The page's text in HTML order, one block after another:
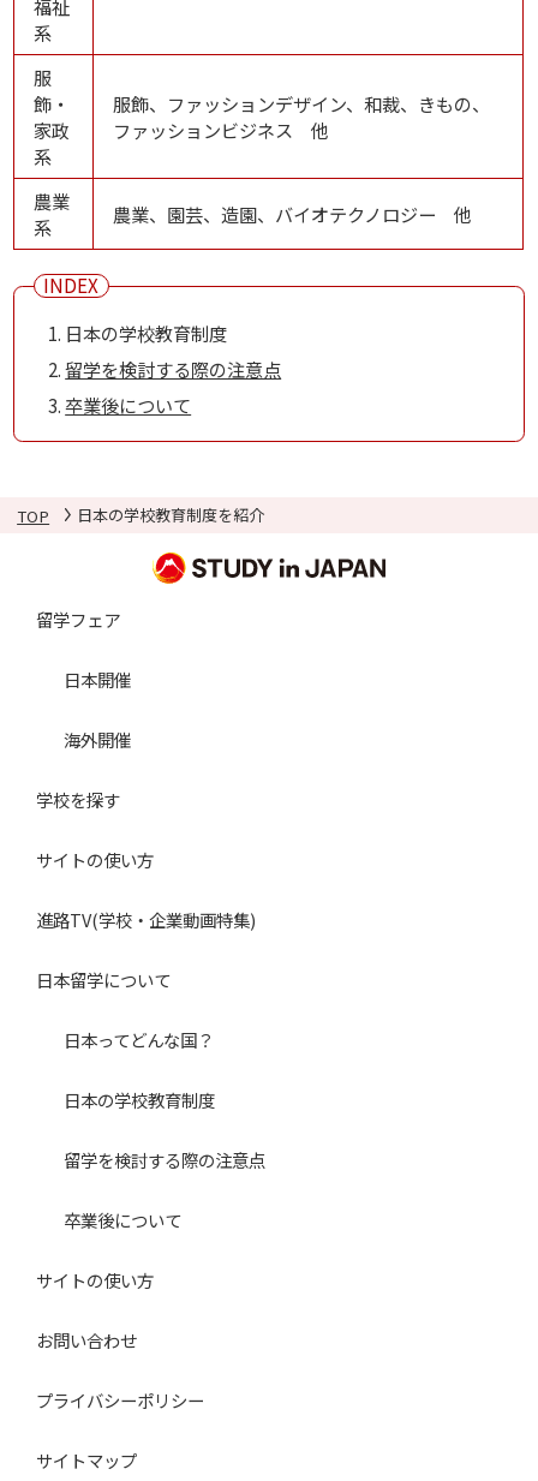
福祉
系
服
飾・
家政
系
服飾、ファッションデザイン、和裁、きもの、
ファッションビジネス 他
農業
系
農業、園芸、造園、バイオテクノロジー 他
日本の学校教育制度
留学を検討する際の注意点
卒業後について
TOP 日本の学校教育制度を紹介
留学フェア
日本開催
海外開催
学校を探す
サイトの使い方
進路TV(学校・企業動画特集)
日本留学について
日本ってどんな国？
日本の学校教育制度
留学を検討する際の注意点
卒業後について
サイトの使い方
お問い合わせ
プライバシーポリシー
サイトマップ